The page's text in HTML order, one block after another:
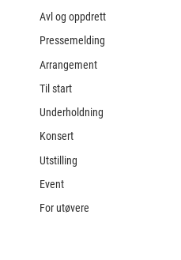
Avl og oppdrett
Pressemelding
Arrangement
Til start
Underholdning
Konsert
Utstilling
Event
For utøvere